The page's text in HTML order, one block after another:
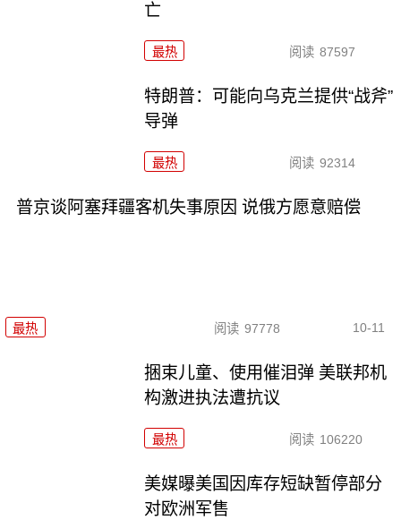
亡
最热 阅读 87597
特朗普：可能向乌克兰提供“战斧”
导弹
最热 阅读 92314
普京谈阿塞拜疆客机失事原因 说俄方愿意赔偿
最热 阅读 97778 10-11
捆束儿童、使用催泪弹 美联邦机
构激进执法遭抗议
最热 阅读 106220
美媒曝美国因库存短缺暂停部分
对欧洲军售